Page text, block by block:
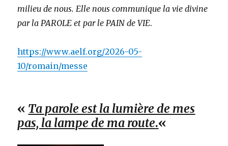
milieu de nous. Elle nous communique la vie divine
par la PAROLE et par le PAIN de VIE.
https://www.aelf.org/2026-05-
10/romain/messe
« Ta parole est la lumière de mes
pas, la lampe de ma route.«